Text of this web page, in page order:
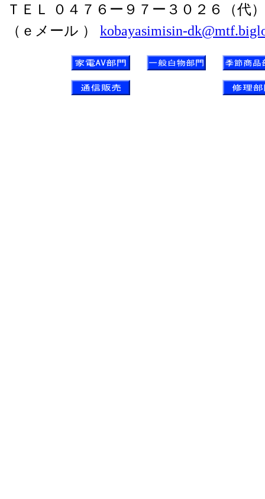
ＴＥＬ ０４７６ー９７ー３０２６（代）
（ｅメール ） kobayasimisin-